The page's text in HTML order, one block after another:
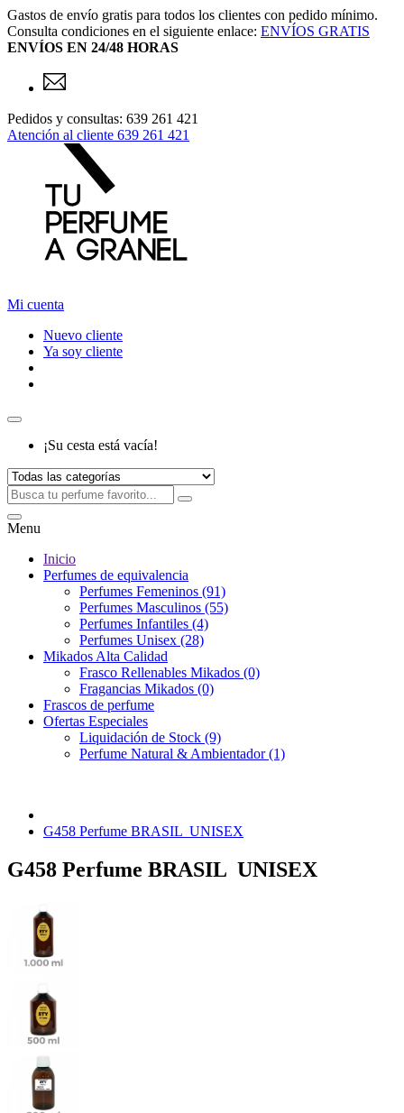
Gastos de envío gratis para todos los clientes con pedido mínimo.
Consulta condiciones en el siguiente enlace: ENVÍOS GRATIS
ENVÍOS EN 24/48 HORAS
Pedidos y consultas: 639 261 421
Atención al cliente 639 261 421
Mi cuenta
Nuevo cliente
Ya soy cliente
¡Su cesta está vacía!
Menu
Inicio
Perfumes de equivalencia
Perfumes Femeninos (91)
Perfumes Masculinos (55)
Perfumes Infantiles (4)
Perfumes Unisex (28)
Mikados Alta Calidad
Frasco Rellenables Mikados (0)
Fragancias Mikados (0)
Frascos de perfume
Ofertas Especiales
Liquidación de Stock (9)
Perfume Natural & Ambientador (1)
G458 Perfume BRASIL UNISEX
G458 Perfume BRASIL UNISEX